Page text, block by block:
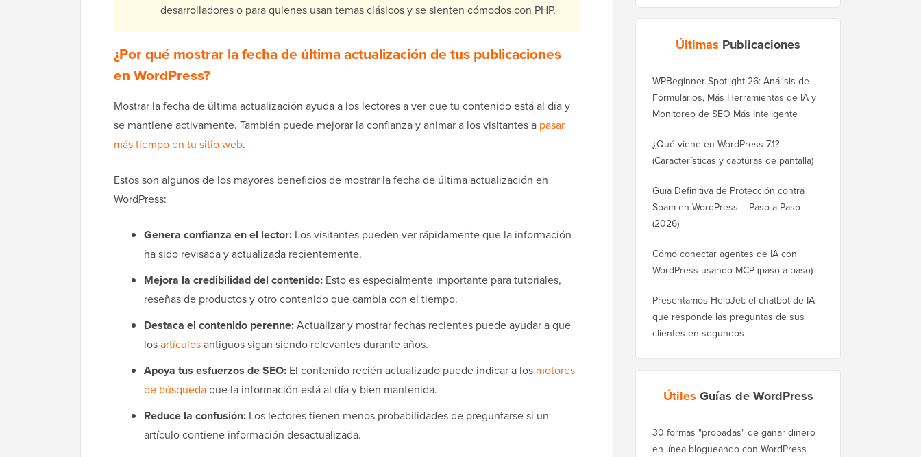
desarrolladores o para quienes usan temas clásicos y se sienten cómodos con PHP.
¿Por qué mostrar la fecha de última actualización de tus publicaciones
en WordPress?
Mostrar la fecha de última actualización ayuda a los lectores a ver que tu contenido está al día y
se mantiene activamente. También puede mejorar la confianza y animar a los visitantes a pasar
más tiempo en tu sitio web.
Estos son algunos de los mayores beneficios de mostrar la fecha de última actualización en
WordPress:
Genera confianza en el lector: Los visitantes pueden ver rápidamente que la información
ha sido revisada y actualizada recientemente.
Mejora la credibilidad del contenido: Esto es especialmente importante para tutoriales,
reseñas de productos y otro contenido que cambia con el tiempo.
Destaca el contenido perenne:Actualizar y mostrar fechas recientes puede ayudar a que
losartículosantiguos sigan siendo relevantes durante años.
Apoya tus esfuerzos de SEO: El contenido recién actualizado puede indicar a los motores
de búsquedaque la información está al día y bien mantenida.
Reduce la confusión: Los lectores tienen menos probabilidades de preguntarse si un
artículo contiene información desactualizada.
Últimas Publicaciones
WPBeginner Spotlight 26: Análisis de
Formularios, Más Herramientas de IA y
Monitoreo de SEO Más Inteligente
¿Qué viene en WordPress 7.1?
(Características y capturas de pantalla)
Guía Definitiva de Protección contra
Spam en WordPress – Paso a Paso
(2026)
Cómo conectar agentes de IA con
WordPress usando MCP (paso a paso)
Presentamos HelpJet: el chatbot de IA
que responde las preguntas de sus
clientes en segundos
Útiles Guías de WordPress
30 formas "probadas" de ganar dinero
en línea blogueando con WordPress